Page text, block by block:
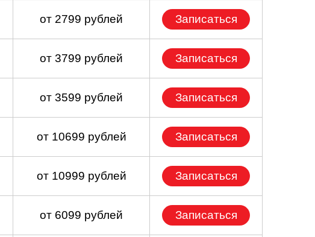
от 2799 рублей Записаться
от 3799 рублей Записаться
от 3599 рублей Записаться
от 10699 рублей Записаться
от 10999 рублей Записаться
от 6099 рублей Записаться